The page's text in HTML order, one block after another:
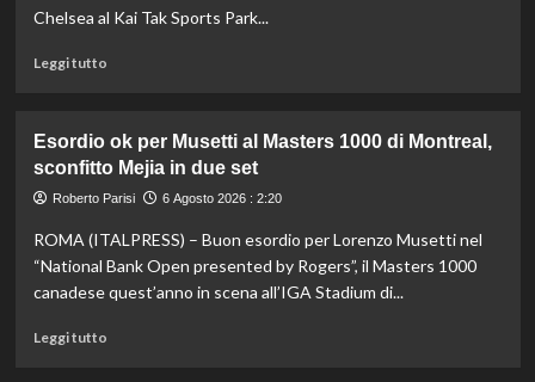
sistema
Chelsea al Kai Tak Sports Park...
Leggi tuttoLeggi
La
Juventus
piega
Chelsea
a
Hong
Esordio ok per Musetti al Masters 1000 di Montreal,
sconfitto Mejia in due set
Roberto Parisi 6 Agosto 2026 : 2:20
ROMA (ITALPRESS) – Buon esordio per Lorenzo Musetti nel
“National Bank Open presented by Rogers”, il Masters 1000
canadese quest’anno in scena all’IGA Stadium di...
Leggi tuttoLeggi